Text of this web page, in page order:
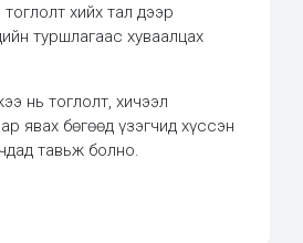
хийх тал дээр
туршлагаас хуваалцах
нь тоглолт, хичээл
явах бөгөөд үзэгчид хүссэн
тавьж болно.